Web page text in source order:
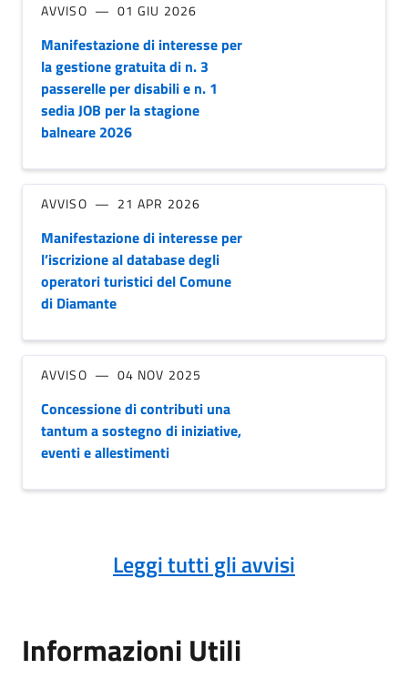
AVVISO 01 GIU 2026
Manifestazione di interesse per
la gestione gratuita di n. 3
passerelle per disabili e n. 1
sedia JOB per la stagione
balneare 2026
AVVISO 21 APR 2026
Manifestazione di interesse per
l’iscrizione al database degli
operatori turistici del Comune
di Diamante
AVVISO 04 NOV 2025
Concessione di contributi una
tantum a sostegno di iniziative,
eventi e allestimenti
Leggi tutti gli avvisi
Informazioni Utili